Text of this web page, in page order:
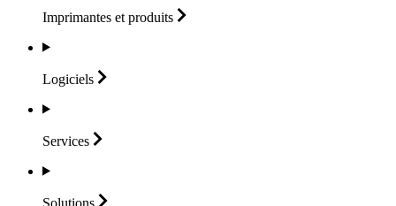
Imprimantes et produits
Logiciels
Services
Solutions